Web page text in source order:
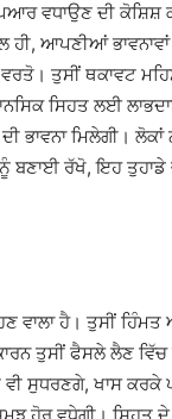
ਵਧਾਉਣ ਦੀ
ਹੀ, ਆਪਣੀਆਂ
ਵਰਤੋ। ਤੁਸੀਂ ਥਕਾਵਟ
ਸਿਹਤ ਲਈ
ਮਿਲੇਗੀ।
ਰੱਖੋ, ਇਹ ਤੁਹਾਡੇ
ਵਾਲਾ ਹੈ। ਤੁਸੀਂ
ਤੁਸੀਂ ਫੈਸਲੇ ਲੈਣ
ਸੁਧਰਣਗੇ, ਖਾਸ ਕਰਕੇ